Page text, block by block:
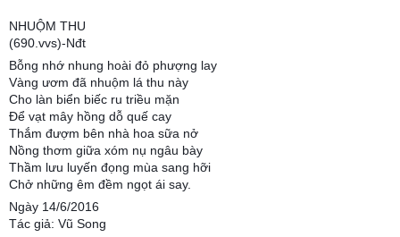
NHUỘM THU
(690.vvs)-Nđt
Bỗng nhớ nhung hoài đỏ phượng lay
Vàng ươm đã nhuộm lá thu này
Cho làn biển biếc ru triều mặn
Để vạt mây hồng dỗ quế cay
Thắm đượm bên nhà hoa sữa nở
Nồng thơm giữa xóm nụ ngâu bày
Thầm lưu luyến đọng mùa sang hỡi
Chở những êm đềm ngọt ái say.
Ngày 14/6/2016
Tác giả: Vũ Song